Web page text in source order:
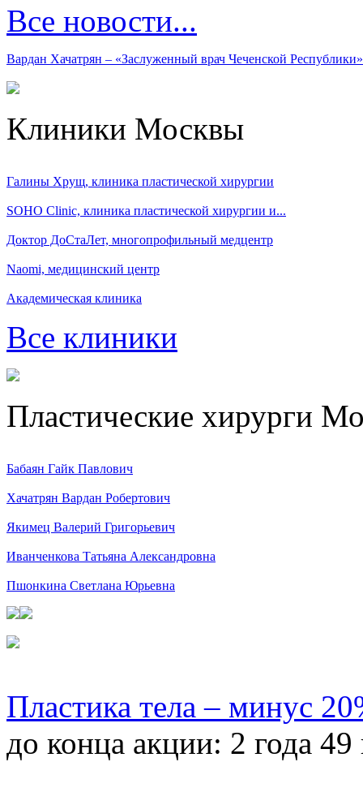
Все новости...
Вардан Хачатрян – «Заслуженный врач Чеченской Республики»
Клиники Москвы
Галины Хрущ, клиника пластической хирургии
SOHO Clinic, клиника пластической хирургии и...
Доктор ДоСтаЛет, многопрофильный медцентр
Naomi, медицинский центр
Академическая клиника
Все клиники
Пластические хирурги
Бабаян Гайк Павлович
Хачатрян Вардан Робертович
Якимец Валерий Григорьевич
Иванченкова Татьяна Александровна
Пшонкина Светлана Юрьевна
Пластика тела – минус
до конца акции: 2 года 49